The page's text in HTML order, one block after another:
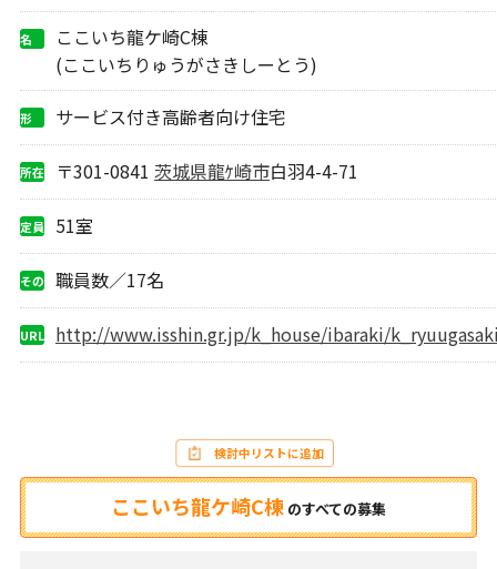
名
ここいち龍ケ崎C棟
(ここいちりゅうがさきしーとう)
形
サービス付き高齢者向け住宅
所在
〒301-0841 茨城県龍ｹ崎市白羽4-4-71
定員 51室
その
職員数／17名
URL http://www.isshin.gr.jp/k_house/ibaraki/
ここいち龍ケ崎C棟 のすべての募集
検討中リストに追加